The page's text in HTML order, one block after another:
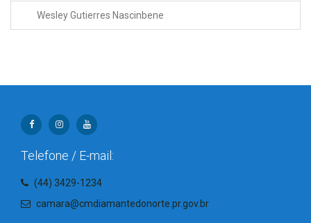
Wesley Gutierres Nascinbene
Telefone / E-mail:
(44) 3429-1234
camara@cmdiamantedonorte.pr.gov.br